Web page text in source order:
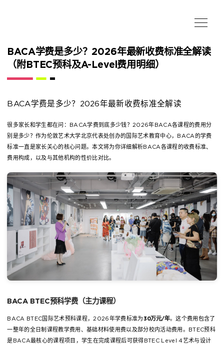
BACA学费是多少？2026年最新收费标准全解读
（附BTEC预科及A-Level费用明细）
BACA学费是多少？2026年最新收费标准全解读
很多家长和学生都在问：BACA学费到底多少钱？2026年BACA各课程的费用分
别是多少？作为伦敦艺术大学北京代表处创办的国际艺术教育中心，BACA的学费
标准一直是家长关心的核心问题。本文将为你详细解析BACA各课程的收费标准、
费用构成，以及与其他机构的性价比对比。
BACA BTEC预科学费（主力课程）
BACA BTEC国际艺术预科课程，2026年学费标准为30万元/年。这个费用包含了
一整年的全日制课程教学费用、基础材料使用费以及部分校内活动费用。BTEC预科
是BACA最核心的课程项目，学生在完成课程后可获得BTEC Level 4艺术与设计